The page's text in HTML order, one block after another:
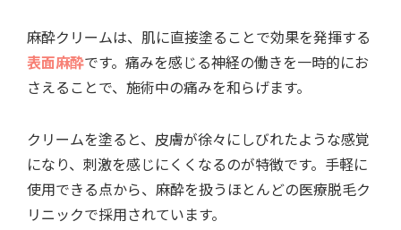
麻酔クリームは、肌に直接塗ることで効果を発揮する
表面麻酔です。痛みを感じる神経の働きを一時的にお
さえることで、施術中の痛みを和らげます。
クリームを塗ると、皮膚が徐々にしびれたような感覚
になり、刺激を感じにくくなるのが特徴です。手軽に
使用できる点から、麻酔を扱うほとんどの医療脱毛ク
リニックで採用されています。